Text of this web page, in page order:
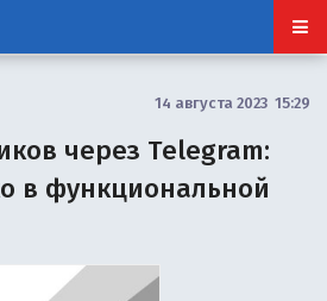
14 августа 2023 15:29
через Telegram:
в функциональной